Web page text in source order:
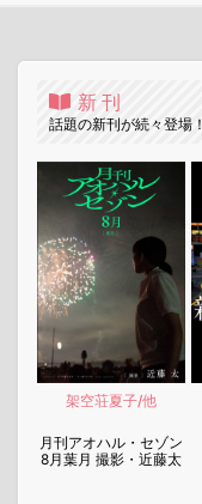
新刊
話題の新刊が続々登場！
架空荘夏子/他
月刊アオハル・セゾン
8月葉月 撮影・近藤太